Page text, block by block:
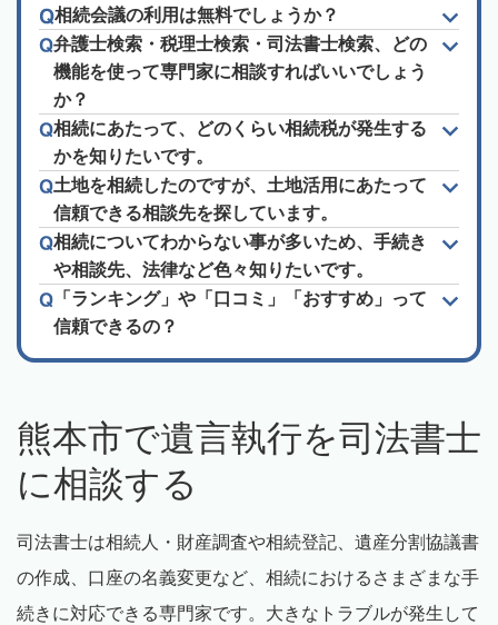
相続会議の利用は無料でしょうか？
弁護士検索・税理士検索・司法書士検索、どの
機能を使って専門家に相談すればいいでしょう
か？
相続にあたって、どのくらい相続税が発生する
かを知りたいです。
土地を相続したのですが、土地活用にあたって
信頼できる相談先を探しています。
相続についてわからない事が多いため、手続き
や相談先、法律など色々知りたいです。
「ランキング」や「口コミ」「おすすめ」って
信頼できるの？
熊本市で遺言執行を司法書士
に相談する
司法書士は相続人・財産調査や相続登記、遺産分割協議書
の作成、口座の名義変更など、相続におけるさまざまな手
続きに対応できる専門家です。大きなトラブルが発生して